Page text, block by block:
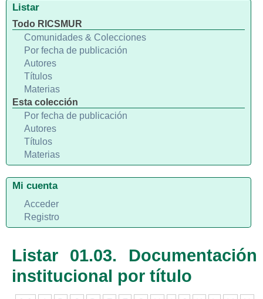
Listar 01.03. Documentación
institucional por título
Listar
Todo RICSMUR
Comunidades & Colecciones
Por fecha de publicación
Autores
Títulos
Materias
Esta colección
Por fecha de publicación
Autores
Títulos
Materias
Mi cuenta
Acceder
Registro